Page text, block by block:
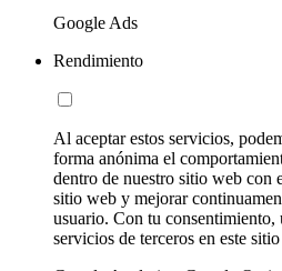
Google Ads
Rendimiento
Al aceptar estos servicios,
forma anónima el
dentro de nuestro sitio web con
sitio web y mejorar
usuario. Con tu consentimiento,
servicios de terceros en este